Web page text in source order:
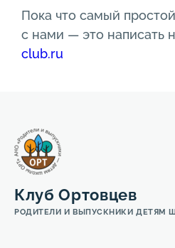
Пока что самый
с нами — это написать
club.ru
Клуб Ортовцев
РОДИТЕЛИ И ВЫПУСКНИКИ ДЕТЯМ